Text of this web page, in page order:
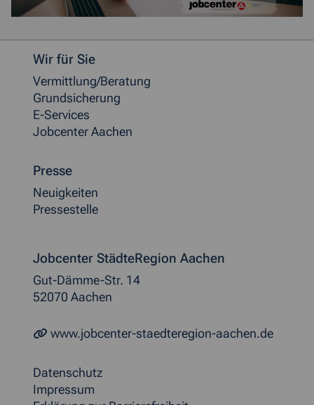
Weitere allgemeine Informationen
Wir für Sie
Vermittlung/Beratung
Grundsicherung
E-Services
Jobcenter Aachen
Presse
Neuigkeiten
Pressestelle
Jobcenter StädteRegion Aachen
Gut-Dämme-Str. 14
52070 Aachen
www.jobcenter-staedteregion-aachen.de
Datenschutz
Impressum